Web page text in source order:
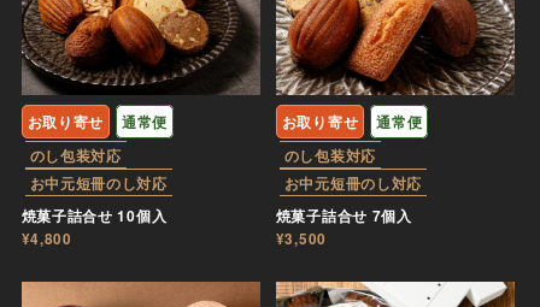
お取り寄せ
通常便
のし包装対応
お中元短冊のし対応
焼菓子詰合せ 10個入
¥4,800
お取り寄せ
通常便
のし包装対応
お中元短冊のし対応
焼菓子詰合せ 7個入
¥3,500